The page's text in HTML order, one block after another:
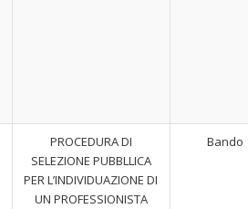
PROCEDURA DI
SELEZIONE PUBBLLICA
PER L’INDIVIDUAZIONE DI
UN PROFESSIONISTA
Bando